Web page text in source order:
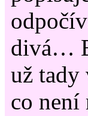
divá…
už tady
co není